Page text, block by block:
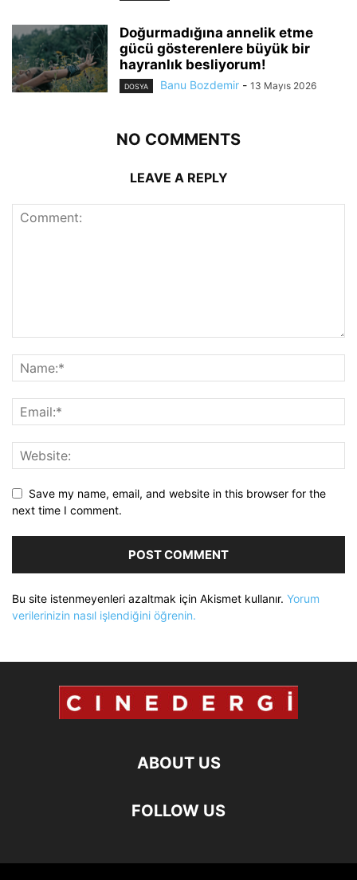
Doğurmadığına annelik etme
gücü gösterenlere büyük bir
hayranlık besliyorum!
DOSYA Banu Bozdemir - 13 Mayıs 2026
NO COMMENTS
LEAVE A REPLY
Save my name, email, and website in this browser for the
next time I comment.
Bu site istenmeyenleri azaltmak için Akismet kullanır. Yorum
verilerinizin nasıl işlendiğini öğrenin.
ABOUT US
FOLLOW US